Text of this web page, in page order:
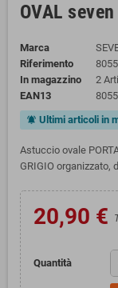
OVAL
Marca
Riferimento
In magazzino
2
EAN13
notifications_active Ultimi articoli in
Astuccio ovale
GRIGIO organizzato,
20,90 €
Quantità